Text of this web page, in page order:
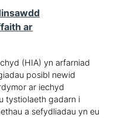
ar
(HIA) yn arfarniad
posibl newid
ar iechyd
tystiolaeth gadarn i
a sefydliadau yn eu